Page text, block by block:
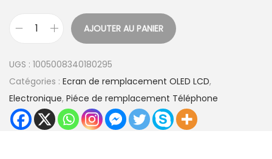
a
n
t
AJOUTER AU PANIER
UGS : 1005008340180295
Catégories : Ecran de remplacement OLED LCD,
Electronique, Piéce de remplacement Téléphone